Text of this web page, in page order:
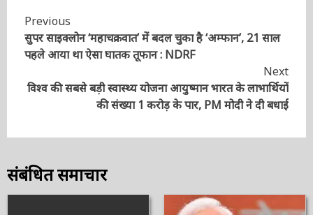
Continue
Reading
Previous
सुपर साइक्लोन ‘महाचक्रवात’ में बदल चुका है ‘अम्फान’, 21
साल पहले आया था ऐसा घातक तूफान : NDRF
Next
विश्व की सबसे बड़ी स्वास्थ्य योजना आयुष्मान भारत के
संबंधित समाचार